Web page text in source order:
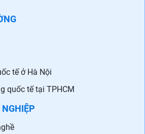
tế ở Hà Nội
quốc tế tại TPHCM